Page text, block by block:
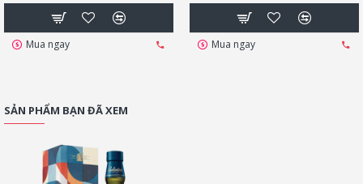
Mua ngay Mua ngay
SẢN PHẨM BẠN ĐÃ XEM